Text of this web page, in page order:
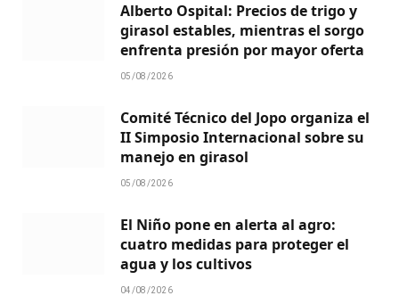
Alberto Ospital: Precios de trigo y
girasol estables, mientras el sorgo
enfrenta presión por mayor oferta
05/08/2026
Comité Técnico del Jopo organiza el
II Simposio Internacional sobre su
manejo en girasol
05/08/2026
El Niño pone en alerta al agro:
cuatro medidas para proteger el
agua y los cultivos
04/08/2026